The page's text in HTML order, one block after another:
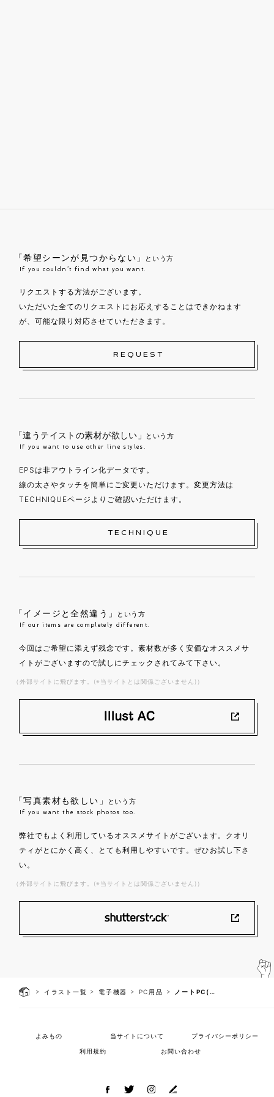
「希望シーンが見つからない」 という方
If you couldn’t find what you want.
リクエストする方法がございます。
いただいた全てのリクエストにお応えすることはできかねます
が、可能な限り対応させていただきます。
REQUEST
「違うテイストの素材が欲しい」 という方
If you want to use other line styles.
EPSは非アウトライン化データです。
線の太さやタッチを簡単にご変更いただけます。変更方法は
TECHNIQUEページよりご確認いただけます。
TECHNIQUE
「イメージと全然違う」 という方
If our items are completely different.
今回はご希望に添えず残念です。素材数が多く安価なオススメサ
イトがございますので試しにチェックされてみて下さい。
（外部サイトに飛びます。(※当サイトとは関係ございません)）
「写真素材も欲しい」 という方
If you want the stock photos too.
弊社でもよく利用しているオススメサイトがございます。クオリ
ティがとにかく高く、とても利用しやすいです。ぜひお試し下さ
い。
（外部サイトに飛びます。(※当サイトとは関係ございません)）
> イラスト一覧 > 電子機器 > PC用品 > ノートPC(キーボードあり)
よみもの 当サイトについて プライバシーポリシー
利用規約 お問い合わせ